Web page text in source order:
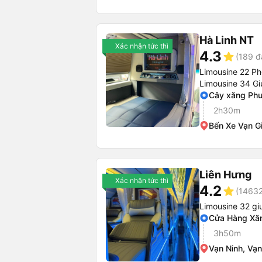
Xác nhận tức thì Hà Linh NT
4.3star (189
Limousine 22
Limousine 34
Cây xăng
2h30m
Bến Xe Vạn
Xác nhận tức thì Liên Hưng
4.2star
Limousine 32
Cửa Hàng
3h50m
Vạn Ninh,